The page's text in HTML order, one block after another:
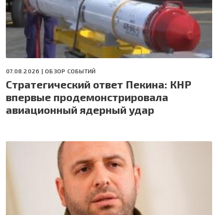
07.08.2026 | ОБЗОР СОБЫТИЙ
Стратегический ответ Пекина: КНР
впервые продемонстрировала
авиационный ядерный удар